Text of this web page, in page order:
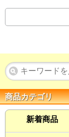
商品カテゴリ
新着商品